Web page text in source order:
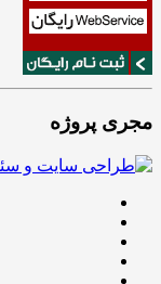
مجری پروژه